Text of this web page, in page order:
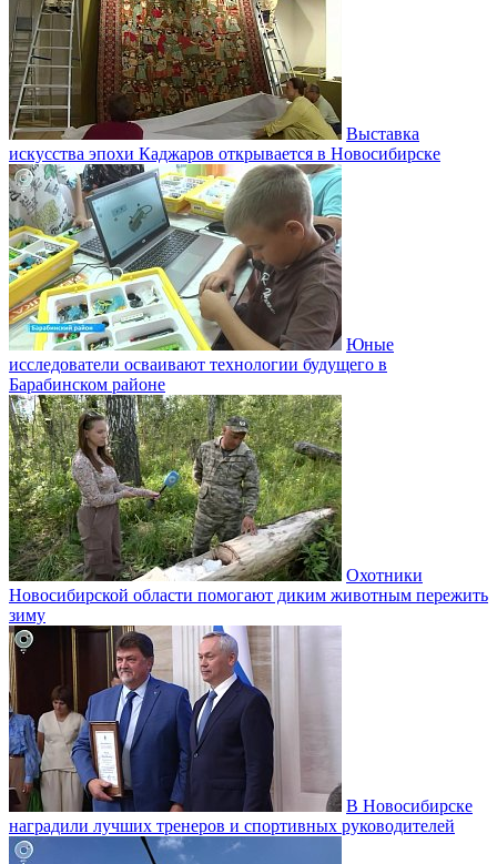
Выставка
искусства эпохи Каджаров открывается в Новосибирске
Юные
исследователи осваивают технологии будущего в
Барабинском районе
Охотники
Новосибирской области помогают диким животным пережить
зиму
В Новосибирске
наградили лучших тренеров и спортивных руководителей